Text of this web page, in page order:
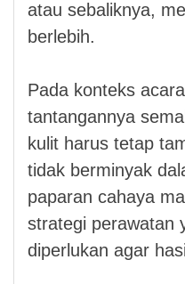
atau sebaliknya,
berlebih.
Pada konteks
tantangannya
kulit harus tetap
tidak berminyak
paparan cahaya
strategi perawatan
diperlukan agar